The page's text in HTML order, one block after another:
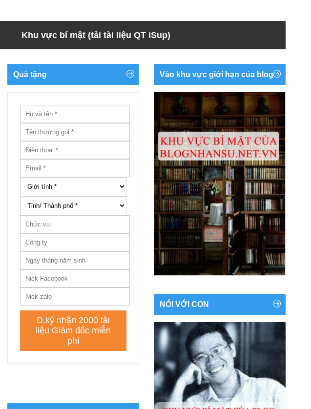
Khu vực bí mật (tải tài liệu QT iSup)
Quà tặng Vào khu vực giới hạn của blog
NÓI VỚI CON